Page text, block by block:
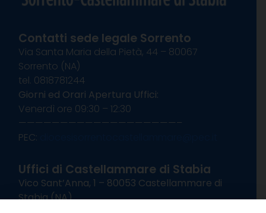
Contatti sede legale Sorrento
Via Santa Maria della Pietà, 44 – 80067
Sorrento (NA)
tel. 0818781244
Giorni ed Orari Apertura Uffici:
Venerdì ore 09:30 – 12:30
———————————————————–
PEC:
Uffici di Castellammare di Stabia
Vico Sant’Anna, 1 – 80053 Castellammare di
Stabia (NA)